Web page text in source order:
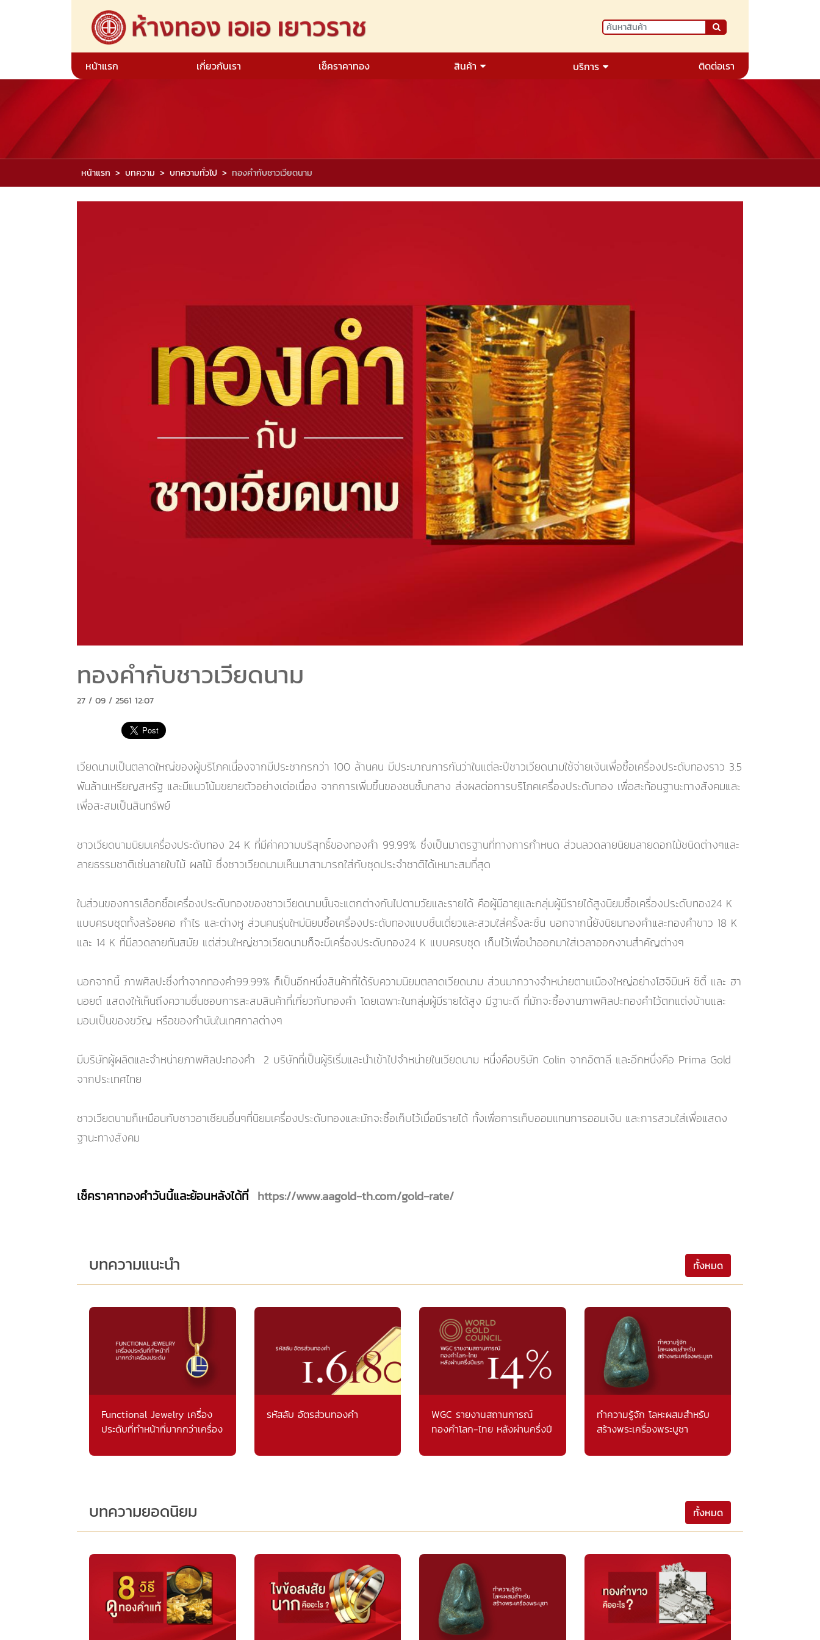
หน้าแรก เกี่ยวกับเรา เช็คราคาทอง สินค้า บริการ ติดต่อเรา
หน้าแรก บทความ บทความทั่วไป ทองคำกับชาวเวียดนาม
ทองคำกับชาวเวียดนาม
27 / 09 / 2561 12:07
เวียดนามเป็นตลาดใหญ่ของผู้บริโภคเนื่องจากมีประชากรกว่า 100 ล้านคน มีประมาณการกันว่าในแต่ละปีชาวเวียดนามใช้จ่ายเงินเพื่อซื้อเครื่องประดับทองราว 3.5
พันล้านเหรียญสหรัฐ และมีแนวโน้มขยายตัวอย่างเต่อเนื่อง จากการเพิ่มขึ้นของชนชั้นกลาง ส่งผลต่อการบริโภคเครื่องประดับทอง เพื่อสะท้อนฐานะทางสังคมและ
เพื่อสะสมเป็นสินทรัพย์
ชาวเวียดนามนิยมเครื่องประดับทอง 24 K ที่มีค่าความบริสุทธิ์ของทองคำ 99.99% ซึ่งเป็นมาตรฐานที่ทางการกำหนด ส่วนลวดลายนิยมลายดอกไม้ชนิดต่างๆและ
ลายธรรมชาติเช่นลายใบไม้ ผลไม้ ซึ่งชาวเวียดนามเห็นมาสามารถใส่กับชุดประจำชาติได้เหมาะสมที่สุด
ในส่วนของการเลือกซื้อเครื่องประดับทองของชาวเวียดนามนั้นจะแตกต่างกันไปตามวัยและรายได้ คือผู้มีอายุและกลุ่มผู้มีรายได้สูงนิยมซื้อเครื่องประดับทอง24 K
แบบครบชุดทั้งสร้อยคอ กำไร และต่างหู ส่วนคนรุ่นใหม่นิยมซื้อเครื่องประดับทองแบบชิ้นเดี่ยวและสวมใส่ครั้งละชิ้น นอกจากนี้ยังนิยมทองคำและทองคำขาว 18 K
และ 14 K ที่มีลวดลายทันสมัย แต่ส่วนใหญ่ชาวเวียดนามก็จะมีเครื่องประดับทอง24 K แบบครบชุด เก็บไว้เพื่อนำออกมาใส่เวลาออกงานสำคัญต่างๆ
นอกจากนี้ ภาพศิลปะซึ่งทำจากทองคำ99.99% ก็เป็นอีกหนึ่งสินค้าที่ได้รับความนิยมตลาดเวียดนาม ส่วนมากวางจำหน่ายตามเมืองใหญ่อย่างโฮจิมินห์ ซิตี้ และ ฮา
นอยด์ แสดงให้เห็นถึงความชื่นชอบการสะสมสินค้าที่เกี่ยวกับทองคำ โดยเฉพาะในกลุ่มผู้มีรายได้สูง มีฐานะดี ที่มักจะซื้องานภาพศิลปะทองคำไว้ตกแต่งบ้านและ
มอบเป็นของขวัญ หรือของกำนันในเทศกาลต่างๆ
มีบริษัทผู้ผลิตและจำหน่ายภาพศิลปะทองคำ 2 บริษัทที่เป็นผู้ริเริ่มและนำเข้าไปจำหน่ายในเวียดนาม หนึ่งคือบริษัท Colin จากอิตาลี และอีกหนึ่งคือ Prima Gold
จากประเทศไทย
ชาวเวียดนามก็เหมือนกับชาวอาเซียนอื่นๆที่นิยมเครื่องประดับทองและมักจะซื้อเก็บไว้เมื่อมีรายได้ ทั้งเพื่อการเก็บออมแทนการออมเงิน และการสวมใส่เพื่อแสดง
ฐานะทางสังคม
เช็คราคาทองคำวันนี้และย้อนหลังได้ที่ https://www.aagold-th.com/gold-rate/
บทความแนะนำ ทั้งหมด
Functional Jewelry เครื่อง
ประดับที่ทำหน้าที่มากกว่าเครื่อง
รหัสลับ อัตรส่วนทองคำ
WGC รายงานสถานการณ์
ทองคำโลก-ไทย หลังผ่านครึ่งปี
ทำความรู้จัก โลหะผสมสำหรับ
สร้างพระเครื่องพระบูชา
บทความยอดนิยม ทั้งหมด